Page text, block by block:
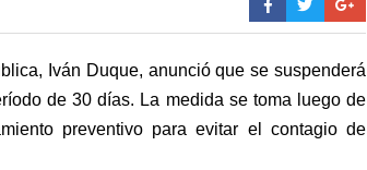
Iván Duque, anunció que se suspenderá
de 30 días. La medida se toma luego de
preventivo para evitar el contagio de